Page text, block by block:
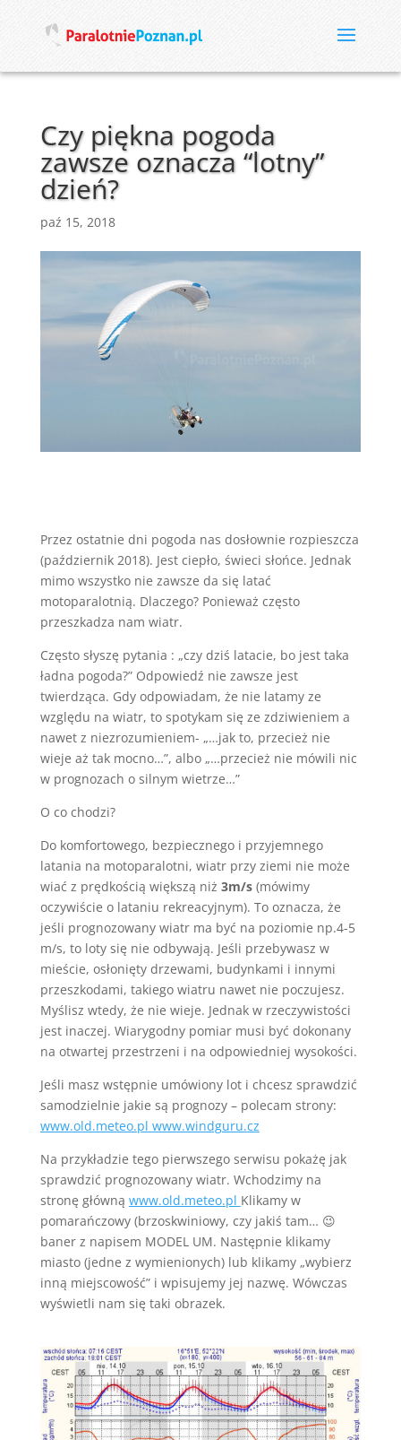
Czy piękna pogoda
zawsze oznacza “lotny”
dzień?
paź 15, 2018
Przez ostatnie dni pogoda nas dosłownie rozpieszcza
(październik 2018). Jest ciepło, świeci słońce. Jednak
mimo wszystko nie zawsze da się latać
motoparalotnią. Dlaczego? Ponieważ często
przeszkadza nam wiatr.
Często słyszę pytania : „czy dziś latacie, bo jest taka
ładna pogoda?” Odpowiedź nie zawsze jest
twierdząca. Gdy odpowiadam, że nie latamy ze
względu na wiatr, to spotykam się ze zdziwieniem a
nawet z niezrozumieniem- „…jak to, przecież nie
wieje aż tak mocno…”, albo „…przecież nie mówili nic
w prognozach o silnym wietrze…”
O co chodzi?
Do komfortowego, bezpiecznego i przyjemnego
latania na motoparalotni, wiatr przy ziemi nie może
wiać z prędkością większą niż 3m/s(mówimy
oczywiście o lataniu rekreacyjnym). To oznacza, że
jeśli prognozowany wiatr ma być na poziomie np.4-5
m/s, to loty się nie odbywają. Jeśli przebywasz w
mieście, osłonięty drzewami, budynkami i innymi
przeszkodami, takiego wiatru nawet nie poczujesz.
Myślisz wtedy, że nie wieje. Jednak w rzeczywistości
jest inaczej. Wiarygodny pomiar musi być dokonany
na otwartej przestrzeni i na odpowiedniej wysokości.
Jeśli masz wstępnie umówiony lot i chcesz sprawdzić
samodzielnie jakie są prognozy – polecam strony:
www.old.meteo.pl www.windguru.cz
Na przykładzie tego pierwszego serwisu pokażę jak
sprawdzić prognozowany wiatr. Wchodzimy na
stronę główną www.old.meteo.pl Klikamy w
pomarańczowy (brzoskwiniowy, czy jakiś tam… 😉
baner z napisem MODEL UM. Następnie klikamy
miasto (jedne z wymienionych) lub klikamy „wybierz
inną miejscowość” i wpisujemy jej nazwę. Wówczas
wyświetli nam się taki obrazek.